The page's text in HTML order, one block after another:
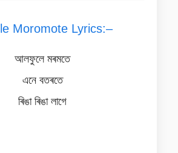
Moromote Lyrics:–
আলফুলে মৰমতে
এনে বতৰতে
ৰিঙা ৰিঙা লাগে